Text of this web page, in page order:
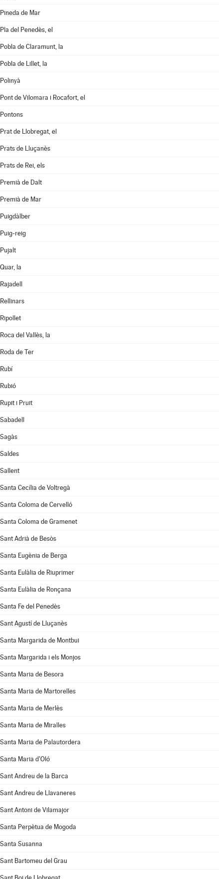
Pineda de Mar
Pla del Penedès, el
Pobla de Claramunt, la
Pobla de Lillet, la
Polinyà
Pont de Vilomara i Rocafort, el
Pontons
Prat de Llobregat, el
Prats de Lluçanès
Prats de Rei, els
Premià de Dalt
Premià de Mar
Puigdàlber
Puig-reig
Pujalt
Quar, la
Rajadell
Rellinars
Ripollet
Roca del Vallès, la
Roda de Ter
Rubí
Rubió
Rupit i Pruit
Sabadell
Sagàs
Saldes
Sallent
Santa Cecília de Voltregà
Santa Coloma de Cervelló
Santa Coloma de Gramenet
Sant Adrià de Besòs
Santa Eugènia de Berga
Santa Eulàlia de Riuprimer
Santa Eulàlia de Ronçana
Santa Fe del Penedès
Sant Agustí de Lluçanès
Santa Margarida de Montbui
Santa Margarida i els Monjos
Santa Maria de Besora
Santa Maria de Martorelles
Santa Maria de Merlès
Santa Maria de Miralles
Santa Maria de Palautordera
Santa Maria d'Oló
Sant Andreu de la Barca
Sant Andreu de Llavaneres
Sant Antoni de Vilamajor
Santa Perpètua de Mogoda
Santa Susanna
Sant Bartomeu del Grau